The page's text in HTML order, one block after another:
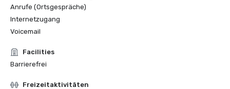
Anrufe (Ortsgespräche)
Internetzugang
Voicemail
Facilities
Barrierefrei
Freizeitaktivitäten